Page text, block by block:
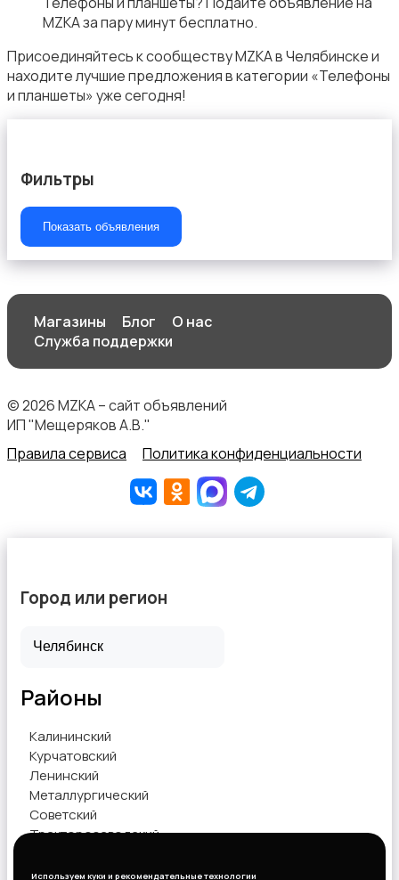
MZKA за пару минут бесплатно.
Присоединяйтесь к сообществу MZKA в Челябинске и
находите лучшие предложения в категории «Телефоны
и планшеты» уже сегодня!
Фильтры
Показать объявления
Магазины Блог
О нас
Служба поддержки
© 2026 MZKA – сайт объявлений
ИП "Мещеряков А.В."
Правила сервиса
Политика конфиденциальности
Используем куки и рекомендательные технологии
Город или регион
Районы
Калининский
Курчатовский
Ленинский
Металлургический
Советский
Тракторозаводский